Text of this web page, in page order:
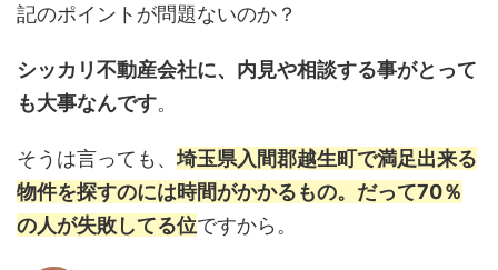
記のポイントが問題ないのか？
シッカリ不動産会社に、内見や相談する事がとって
も大事なんです。
そうは言っても、埼玉県入間郡越生町で満足出来る
物件を探すのには時間がかかるもの。だって70％
の人が失敗してる位ですから。